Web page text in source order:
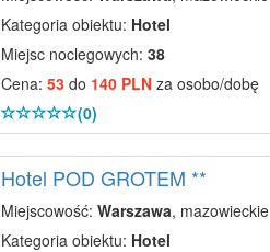
Kategoria obiektu: Hotel
Miejsc noclegowych: 38
Cena: 53do 140 PLNza osobo/dobę
(0)
Hotel POD GROTEM **
Miejscowość: Warszawa, mazowieckie
Kategoria obiektu: Hotel